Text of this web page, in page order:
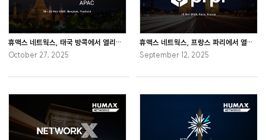
휴맥스 네트웍스, 태국 방콕에서 열리는 2025 APAC TV Summit 참가
October 27, 2025
휴맥스 네트웍스, 프랑스 파리에서 열리는 Global prpl Summit 2025 참가
September 12, 2025